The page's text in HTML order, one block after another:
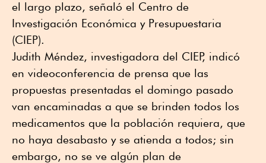
el largo plazo, señaló el Centro de
Investigación Económica y Presupuestaria
(CIEP).
Judith Méndez, investigadora del CIEP, indicó
en videoconferencia de prensa que las
propuestas presentadas el domingo pasado
van encaminadas a que se brinden todos los
medicamentos que la población requiera, que
no haya desabasto y se atienda a todos; sin
embargo, no se ve algún plan de